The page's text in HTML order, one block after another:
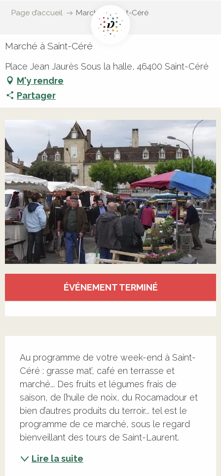
Page d’accueil Marché à Saint-Céré
Marché à Saint-Céré
Place Jean Jaurès Sous la halle, 46400 Saint-Céré
M'y rendre
Partager
ÉVÉNEMENT TERMINÉ
Au programme de votre week-end à Saint-
Céré : grasse mat’, café en terrasse et
marché... Des fruits et légumes frais de
saison, de l’huile de noix, du Rocamadour et
bien d’autres produits du terroir... tel est le
programme de ce marché, sous le regard
bienveillant des tours de Saint-Laurent.
Lire la suite